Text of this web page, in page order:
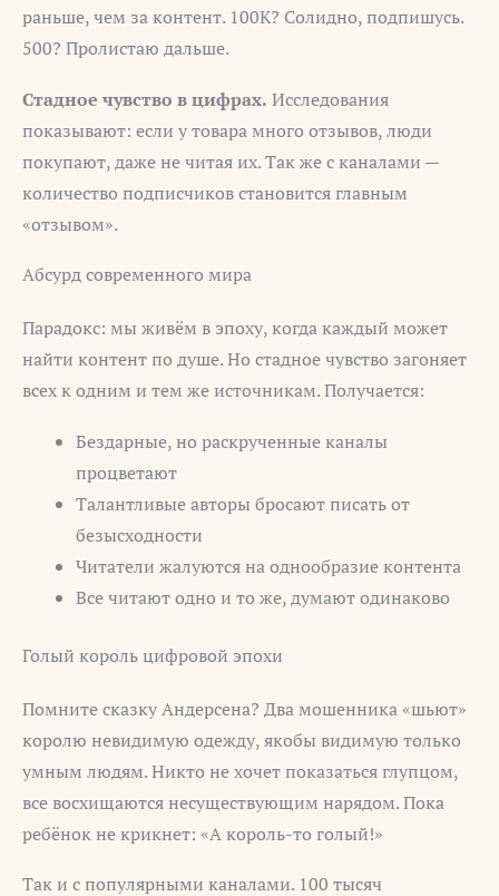
раньше, чем за контент. 100К? Солидно, подпишусь.
500? Пролистаю дальше.
Стадное чувство в цифрах. Исследования
показывают: если у товара много отзывов, люди
покупают, даже не читая их. Так же с каналами —
количество подписчиков становится главным
«отзывом».
Абсурд современного мира
Парадокс: мы живём в эпоху, когда каждый может
найти контент по душе. Но стадное чувство загоняет
всех к одним и тем же источникам. Получается:
Бездарные, но раскрученные каналы
процветают
Талантливые авторы бросают писать от
безысходности
Читатели жалуются на однообразие контента
Все читают одно и то же, думают одинаково
Голый король цифровой эпохи
Помните сказку Андерсена? Два мошенника «шьют»
королю невидимую одежду, якобы видимую только
умным людям. Никто не хочет показаться глупцом,
все восхищаются несуществующим нарядом. Пока
ребёнок не крикнет: «А король-то голый!»
Так и с популярными каналами. 100 тысяч